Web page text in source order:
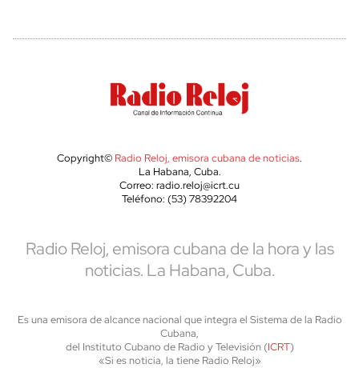
Copyright© Radio Reloj, emisora cubana de noticias.
La Habana, Cuba.
Correo: radio.reloj@icrt.cu
Teléfono: (53) 78392204
Radio Reloj, emisora cubana de la hora y las
noticias. La Habana, Cuba.
Es una emisora de alcance nacional que integra el Sistema de la Radio
Cubana,
del Instituto Cubano de Radio y Televisión (ICRT)
«Si es noticia, la tiene Radio Reloj»